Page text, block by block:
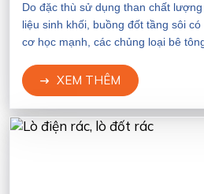
Do đặc thù sử dụng than chất
liệu sinh khối, buồng đốt tầng sôi
cơ học mạnh, các chủng loại bê
từng khu vực trong các lò hơi, có
đầm, đắp hoặc phun. Vùng buồng
dùng vật liệu phù hợp là Novacast-
công đổ và Novaplast-80,
XEM THÊM